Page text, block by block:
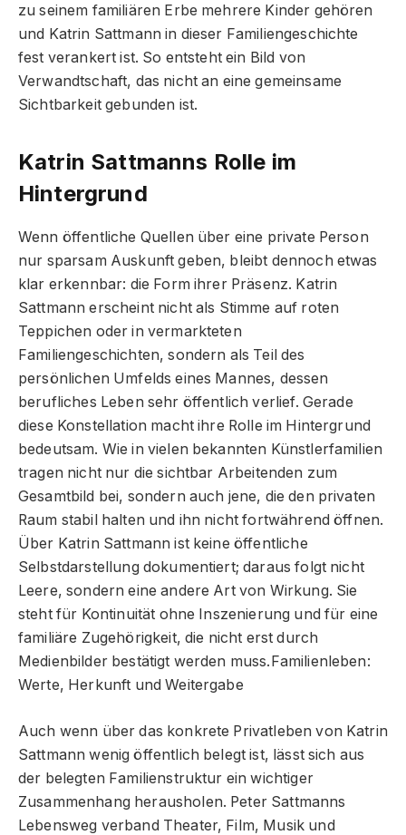
zu seinem familiären Erbe mehrere Kinder gehören
und Katrin Sattmann in dieser Familiengeschichte
fest verankert ist. So entsteht ein Bild von
Verwandtschaft, das nicht an eine gemeinsame
Sichtbarkeit gebunden ist.
Katrin Sattmanns Rolle im
Hintergrund
Wenn öffentliche Quellen über eine private Person
nur sparsam Auskunft geben, bleibt dennoch etwas
klar erkennbar: die Form ihrer Präsenz. Katrin
Sattmann erscheint nicht als Stimme auf roten
Teppichen oder in vermarkteten
Familiengeschichten, sondern als Teil des
persönlichen Umfelds eines Mannes, dessen
berufliches Leben sehr öffentlich verlief. Gerade
diese Konstellation macht ihre Rolle im Hintergrund
bedeutsam. Wie in vielen bekannten Künstlerfamilien
tragen nicht nur die sichtbar Arbeitenden zum
Gesamtbild bei, sondern auch jene, die den privaten
Raum stabil halten und ihn nicht fortwährend öffnen.
Über Katrin Sattmann ist keine öffentliche
Selbstdarstellung dokumentiert; daraus folgt nicht
Leere, sondern eine andere Art von Wirkung. Sie
steht für Kontinuität ohne Inszenierung und für eine
familiäre Zugehörigkeit, die nicht erst durch
Medienbilder bestätigt werden muss.Familienleben:
Werte, Herkunft und Weitergabe
Auch wenn über das konkrete Privatleben von Katrin
Sattmann wenig öffentlich belegt ist, lässt sich aus
der belegten Familienstruktur ein wichtiger
Zusammenhang herausholen. Peter Sattmanns
Lebensweg verband Theater, Film, Musik und